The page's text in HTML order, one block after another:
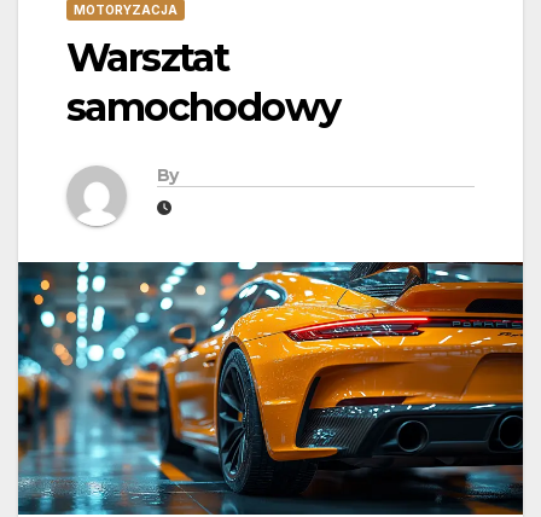
MOTORYZACJA
Warsztat
samochodowy
By